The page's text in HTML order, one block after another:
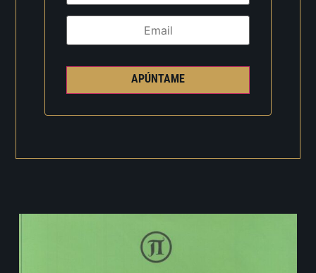
APÚNTAME